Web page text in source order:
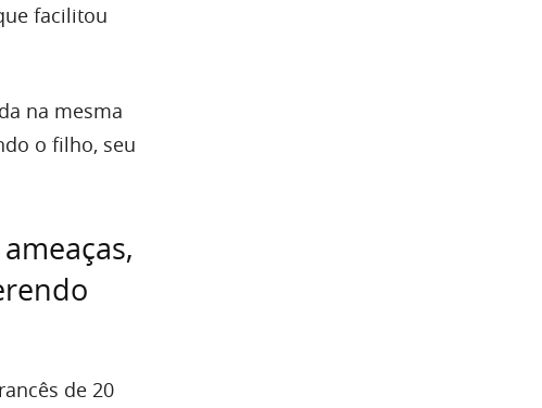
facilitou
na mesma
o filho, seu
de 20